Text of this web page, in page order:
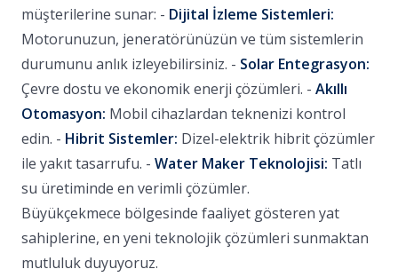
müşterilerine sunar: - Dijital İzleme Sistemleri:
Motorunuzun, jeneratörünüzün ve tüm sistemlerin
durumunu anlık izleyebilirsiniz. - Solar Entegrasyon:
Çevre dostu ve ekonomik enerji çözümleri. - Akıllı
Otomasyon: Mobil cihazlardan teknenizi kontrol
edin. - Hibrit Sistemler: Dizel-elektrik hibrit çözümler
ile yakıt tasarrufu. - Water Maker Teknolojisi: Tatlı
su üretiminde en verimli çözümler.
Büyükçekmece bölgesinde faaliyet gösteren yat
sahiplerine, en yeni teknolojik çözümleri sunmaktan
mutluluk duyuyoruz.